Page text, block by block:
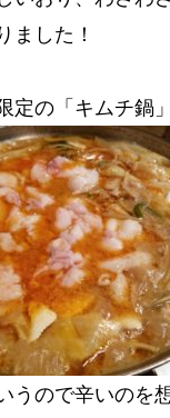
ました！
定の「キムチ鍋
うので辛いのを